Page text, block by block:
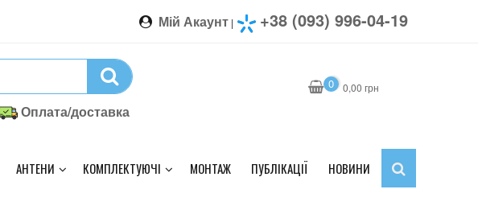
Мій Акаунт | +38 (093) 996-04-19
Оплата/доставка
0 0,00грн
АНТЕНИ КОМПЛЕКТУЮЧІ МОНТАЖ ПУБЛІКАЦІЇ НОВИНИ